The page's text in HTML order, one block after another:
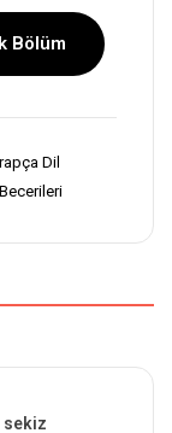
Bölüm
Dil
sekiz